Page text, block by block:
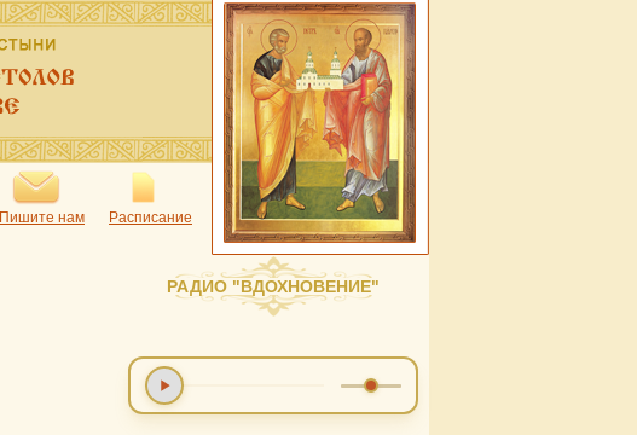
Пишите нам Расписание
РАДИО "ВДОХНОВЕНИЕ"